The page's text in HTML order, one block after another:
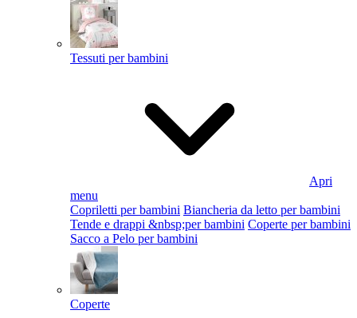
Tessuti per bambini
Apri
menu
Copriletti per bambini Biancheria da letto per bambini
Tende e drappi &nbsp;per bambini Coperte per bambini
Sacco a Pelo per bambini
Coperte